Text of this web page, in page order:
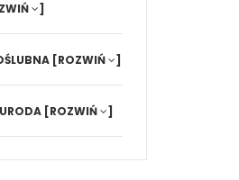
]
[ROZWIŃ ]
[ROZWIŃ ]